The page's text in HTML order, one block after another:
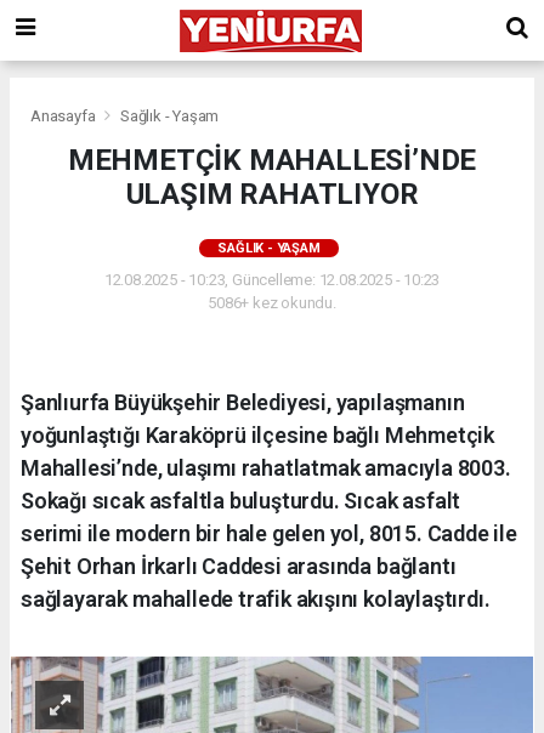
Anasayfa Sağlık - Yaşam
MEHMETÇİK MAHALLESİ’NDE
ULAŞIM RAHATLIYOR
SAĞLIK - YAŞAM
12.08.2025 - 10:23, Güncelleme: 12.08.2025 - 10:23
5086+ kez okundu.
Şanlıurfa Büyükşehir Belediyesi, yapılaşmanın
yoğunlaştığı Karaköprü ilçesine bağlı Mehmetçik
Mahallesi’nde, ulaşımı rahatlatmak amacıyla 8003.
Sokağı sıcak asfaltla buluşturdu. Sıcak asfalt
serimi ile modern bir hale gelen yol, 8015. Cadde ile
Şehit Orhan İrkarlı Caddesi arasında bağlantı
sağlayarak mahallede trafik akışını kolaylaştırdı.